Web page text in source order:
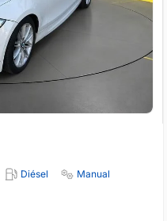
Diésel
Manual